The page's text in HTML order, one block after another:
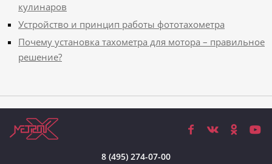
кулинаров
Устройство и принцип работы фототахометра
Почему установка тахометра для мотора – правильное
решение?
8 (495) 274-07-00